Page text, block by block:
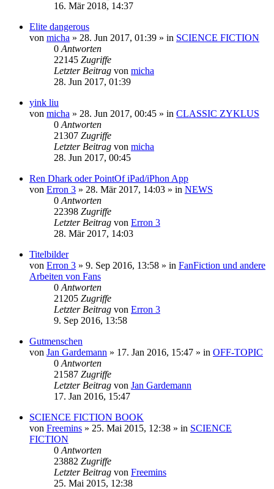
16. Mär 2018, 14:37
Elite dangerous
von micha » 28. Jun 2017, 01:39 » in SCIENCE FICTION
0 Antworten
22145 Zugriffe
Letzter Beitrag von micha
28. Jun 2017, 01:39
yink liu
von micha » 28. Jun 2017, 00:45 » in CLASSIC ZYKLUS
0 Antworten
21307 Zugriffe
Letzter Beitrag von micha
28. Jun 2017, 00:45
Ren Dhark oder PointOf iPad/iPhon App
von Erron 3 » 28. Mär 2017, 14:03 » in NEWS
0 Antworten
22398 Zugriffe
Letzter Beitrag von Erron 3
28. Mär 2017, 14:03
Titelbilder
von Erron 3 » 9. Sep 2016, 13:58 » in FanFiction und andere
Arbeiten von Fans
0 Antworten
21205 Zugriffe
Letzter Beitrag von Erron 3
9. Sep 2016, 13:58
Gutmenschen
von Jan Gardemann » 17. Jan 2016, 15:47 » in OFF-TOPIC
0 Antworten
21587 Zugriffe
Letzter Beitrag von Jan Gardemann
17. Jan 2016, 15:47
SCIENCE FICTION BOOK
von Freemins » 25. Mai 2015, 12:38 » in SCIENCE
FICTION
0 Antworten
23882 Zugriffe
Letzter Beitrag von Freemins
25. Mai 2015, 12:38